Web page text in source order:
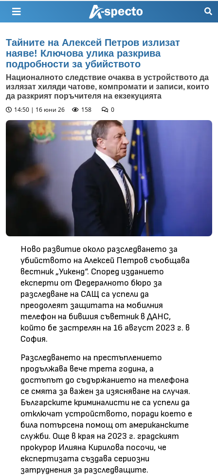
Тайните на Алексей Петров излизат
наяве! Ключова улика разкрива
подробности за убийството
Националното следствие очаква в устройството да
излязат хиляди чатове, компромати и записи, които
да разкрият поръчителя на екзекуцията
14:50 | 16 юни 26
158 0
Ново развитие около разследването за
убийството на Алексей Петров съобщава
вестник „Уикенд“. Според изданието
експерти от Федералното бюро за
разследване на САЩ са успели да
преодолеят защитата на мобилния
телефон на бившия съветник в ДАНС,
който бе застрелян на 16 август 2023 г. в
София.
Разследването на престъплението
продължава вече трета година, а
достъпът до съдържанието на телефона
се смята за важен за изясняване на случая.
Българските криминалисти не са успели да
отключат устройството, поради което е
била потърсена помощ от американските
служби. Още в края на 2023 г. градският
прокурор Илияна Кирилова посочи, че
експертизата създава сериозни
затруднения за разследващите.